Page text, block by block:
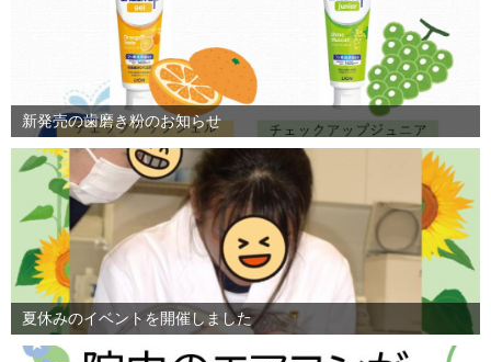
新発売の歯磨き粉のお知らせ
夏休みのイベントを開催しました